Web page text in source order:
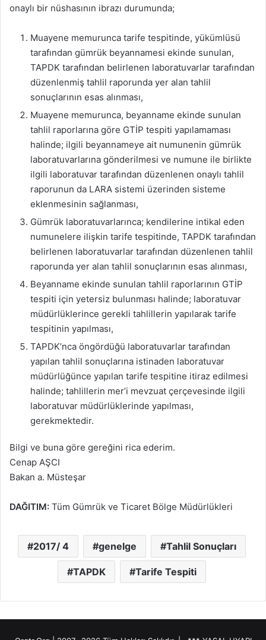
onaylı bir nüshasının ibrazı durumunda;
Muayene memurunca tarife tespitinde, yükümlüsü
tarafından gümrük beyannamesi ekinde sunulan,
TAPDK tarafından belirlenen laboratuvarlar tarafından
düzenlenmiş tahlil raporunda yer alan tahlil
sonuçlarının esas alınması,
Muayene memurunca, beyanname ekinde sunulan
tahlil raporlarına göre GTİP tespiti yapılamaması
halinde; ilgili beyannameye ait numunenin gümrük
laboratuvarlarına gönderilmesi ve numune ile birlikte
ilgili laboratuvar tarafından düzenlenen onaylı tahlil
raporunun da LARA sistemi üzerinden sisteme
eklenmesinin sağlanması,
Gümrük laboratuvarlarınca; kendilerine intikal eden
numunelere ilişkin tarife tespitinde, TAPDK tarafından
belirlenen laboratuvarlar tarafından düzenlenen tahlil
raporunda yer alan tahlil sonuçlarının esas alınması,
Beyanname ekinde sunulan tahlil raporlarının GTİP
tespiti için yetersiz bulunması halinde; laboratuvar
müdürlüklerince gerekli tahlillerin yapılarak tarife
tespitinin yapılması,
TAPDK’nca öngördüğü laboratuvarlar tarafından
yapılan tahlil sonuçlarına istinaden laboratuvar
müdürlüğünce yapılan tarife tespitine itiraz edilmesi
halinde; tahlillerin mer’i mevzuat çerçevesinde ilgili
laboratuvar müdürlüklerinde yapılması,
gerekmektedir.
Bilgi ve buna göre gereğini rica ederim.
Cenap AŞCI
Bakan a. Müsteşar
DAĞITIM: Tüm Gümrük ve Ticaret Bölge Müdürlükleri
2017/ 4 genelge Tahlil Sonuçları
TAPDK Tarife Tespiti